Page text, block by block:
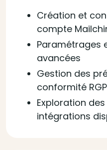
Création et
compte
Paramétrages
avancées
Gestion des
conformité
Exploration
intégrations